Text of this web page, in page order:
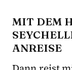
MIT DEM
ANREISE